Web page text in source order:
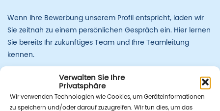
Verwalten Sie Ihre
Privatsphäre
Wir verwenden Technologien wie Cookies, um Geräteinformationen
zu speichern und/oder darauf zuzugreifen. Wir tun dies, um das
Wenn Ihre Bewerbung unserem Profil entspricht, laden wir
Sie zeitnah zu einem persönlichen Gespräch ein. Hier lernen
Sie bereits Ihr zukünftiges Team und Ihre Teamleitung
kennen.